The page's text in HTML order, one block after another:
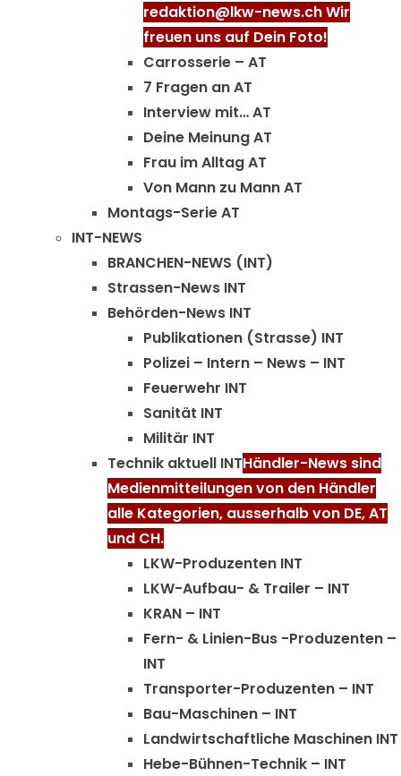
redaktion@lkw-news.ch Wir
freuen uns auf Dein Foto!
Carrosserie – AT
7 Fragen an AT
Interview mit… AT
Deine Meinung AT
Frau im Alltag AT
Von Mann zu Mann AT
Montags-Serie AT
INT-NEWS
BRANCHEN-NEWS (INT)
Strassen-News INT
Behörden-News INT
Publikationen (Strasse) INT
Polizei – Intern – News – INT
Feuerwehr INT
Sanität INT
Militär INT
Technik aktuell INTHändler-News sind
Medienmitteilungen von den Händler
alle Kategorien, ausserhalb von DE, AT
und CH.
LKW-Produzenten INT
LKW-Aufbau- & Trailer – INT
KRAN – INT
Fern- & Linien-Bus -Produzenten –
INT
Transporter-Produzenten – INT
Bau-Maschinen – INT
Landwirtschaftliche Maschinen INT
Hebe-Bühnen-Technik – INT